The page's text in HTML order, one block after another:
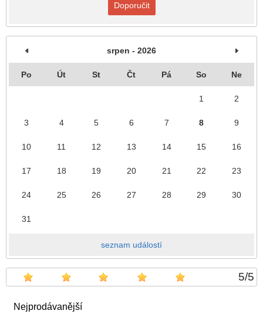
Doporučit
srpen - 2026
Po Út St Čt Pá So Ne
1 2
3 4 5 6 7 8 9
10 11 12 13 14 15 16
17 18 19 20 21 22 23
24 25 26 27 28 29 30
31
seznam událostí
5/5
Nejprodávanější